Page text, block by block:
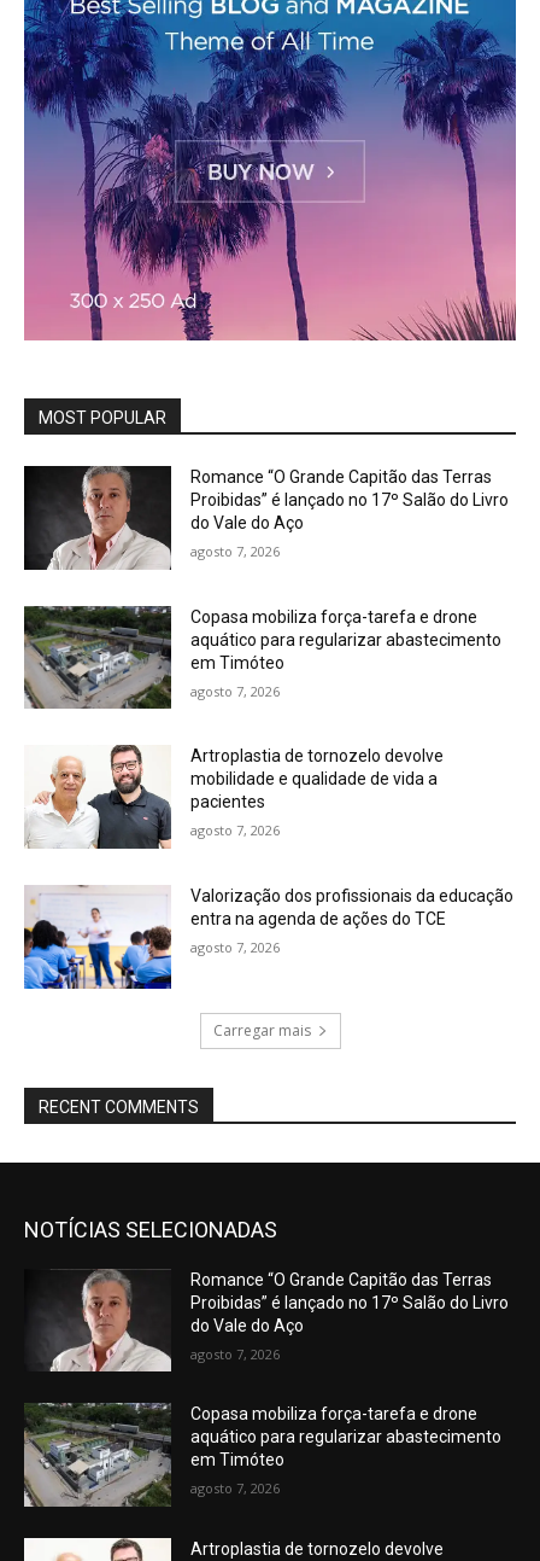
MOST POPULAR
Romance “O Grande Capitão das Terras
Proibidas” é lançado no 17º Salão do Livro
do Vale do Aço
agosto 7, 2026
Copasa mobiliza força-tarefa e drone
aquático para regularizar abastecimento
em Timóteo
agosto 7, 2026
Artroplastia de tornozelo devolve
mobilidade e qualidade de vida a
pacientes
agosto 7, 2026
Valorização dos profissionais da educação
entra na agenda de ações do TCE
agosto 7, 2026
Carregar mais
RECENT COMMENTS
NOTÍCIAS SELECIONADAS
Romance “O Grande Capitão das Terras
Proibidas” é lançado no 17º Salão do Livro
do Vale do Aço
agosto 7, 2026
Copasa mobiliza força-tarefa e drone
aquático para regularizar abastecimento
em Timóteo
agosto 7, 2026
Artroplastia de tornozelo devolve